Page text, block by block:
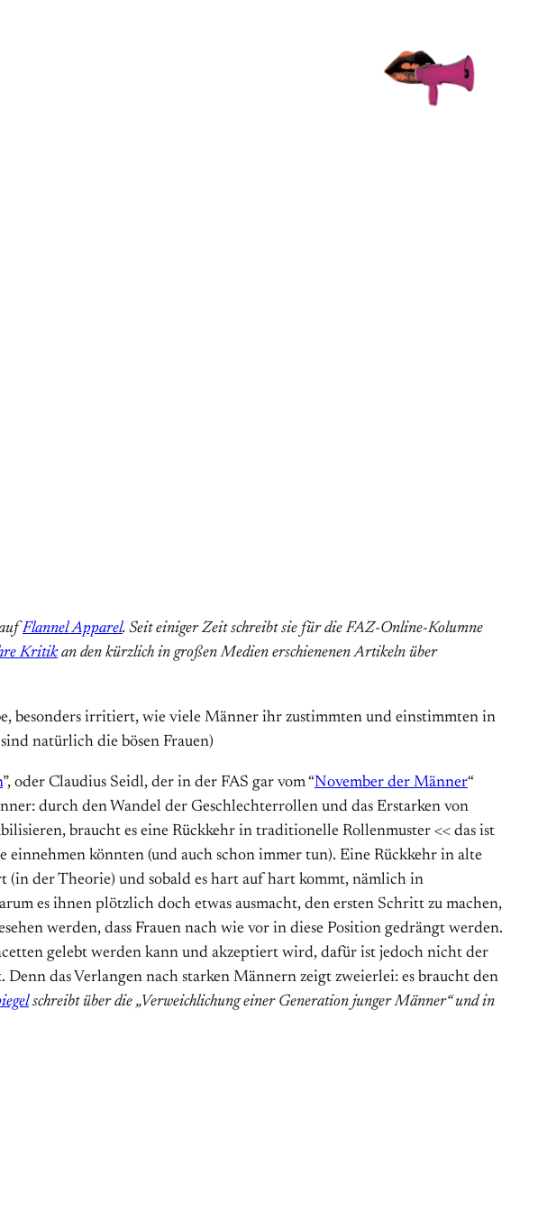
aufFlannel Apparel. Seit einiger Zeit schreibt sie für die FAZ-Online-Kolumne
Kritikan den kürzlich in großen Medien erschienenen Artikeln über
besonders irritiert, wie viele Männer ihr zustimmten und einstimmten in
natürlich die bösen Frauen)
”, oder Claudius Seidl, der in der FAS gar vom “November der Männer“
durch den Wandel der Geschlechterrollen und das Erstarken von
braucht es eine Rückkehr in traditionelle Rollenmuster << das ist
könnten (und auch schon immer tun). Eine Rückkehr in alte
(in der Theorie) und sobald es hart auf hart kommt, nämlich in
es ihnen plötzlich doch etwas ausmacht, den ersten Schritt zu machen,
werden, dass Frauen nach wie vor in diese Position gedrängt werden.
gelebt werden kann und akzeptiert wird, dafür ist jedoch nicht der
das Verlangen nach starken Männern zeigt zweierlei: es braucht den
schreibt über die „Verweichlichung einer Generation junger Männer“ und in